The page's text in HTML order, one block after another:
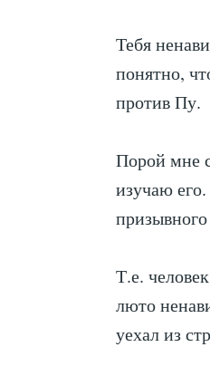
Тебя
понятно,
против Пу.
Порой мне
изучаю
Т.е.
люто
уехал из